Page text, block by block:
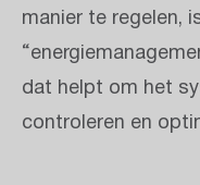
manier te regelen,
dat helpt om het
controleren en